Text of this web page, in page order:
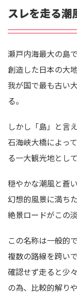
スレを走る潮
瀬戸内海最大の島
創造した日本の大
我が国で最も古い
る。
しかし「島」と言
石海峡大橋によっ
る一大観光地とし
穏やかな潮風と蒼い
幻想的風景に満ち
絶景ロードがこの
この名称は一般的
複数の路線を跨い
確認せず走ると少
の為、比較的解り